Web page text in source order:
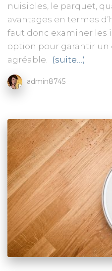
nuisibles, le parquet,
avantages en termes
faut donc examiner les
option pour garantir un
agréable.
(suite…)
admin8745